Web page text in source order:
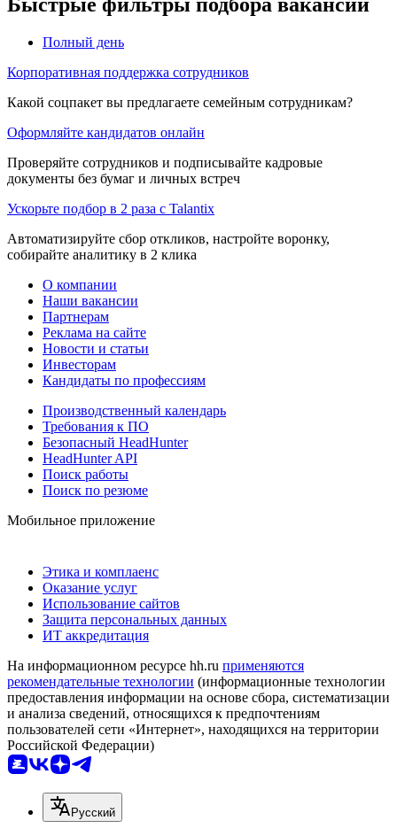
Полный день
Корпоративная поддержка сотрудников
Какой соцпакет вы предлагаете семейным сотрудникам?
Оформляйте кандидатов онлайн
Проверяйте сотрудников и подписывайте кадровые
документы без бумаг и личных встреч
Ускорьте подбор в 2 раза с Talantix
Автоматизируйте сбор откликов, настройте воронку,
собирайте аналитику в 2 клика
О компании
Наши вакансии
Партнерам
Реклама на сайте
Новости и статьи
Инвесторам
Кандидаты по профессиям
Производственный календарь
Требования к ПО
Безопасный HeadHunter
HeadHunter API
Поиск работы
Поиск по резюме
Мобильное приложение
Этика и комплаенс
Оказание услуг
Использование сайтов
Защита персональных данных
ИТ аккредитация
На информационном ресурсе hh.ru применяются
рекомендательные технологии (информационные технологии
предоставления информации на основе сбора, систематизации
и анализа сведений, относящихся к предпочтениям
пользователей сети «Интернет», находящихся на территории
Российской Федерации)
Русский